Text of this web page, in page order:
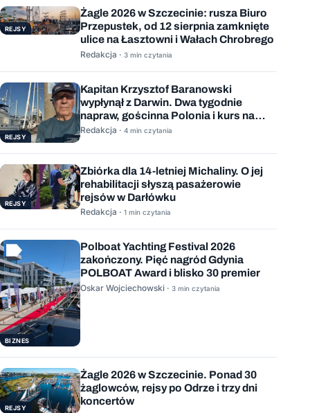
REJSY
Żagle 2026 w Szczecinie: rusza Biuro
Przepustek, od 12 sierpnia zamknięte
ulice na Łasztowni i Wałach Chrobrego
Redakcja · 3 min czytania
REJSY
Kapitan Krzysztof Baranowski
wypłynął z Darwin. Dwa tygodnie
napraw, gościnna Polonia i kurs na
Mauritius
Redakcja · 4 min czytania
REJSY
Zbiórka dla 14-letniej Michaliny. O jej
rehabilitacji słyszą pasażerowie
rejsów w Darłówku
Redakcja · 1 min czytania
BIZNES
Polboat Yachting Festival 2026
zakończony. Pięć nagród Gdynia
POLBOAT Award i blisko 30 premier
Oskar Wojciechowski · 3 min czytania
REJSY
Żagle 2026 w Szczecinie. Ponad 30
żaglowców, rejsy po Odrze i trzy dni
koncertów